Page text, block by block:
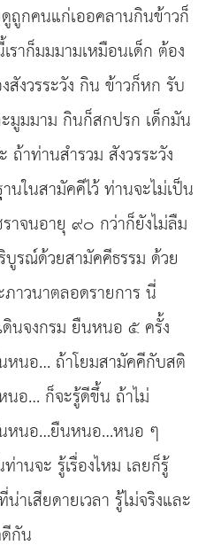
ถูกคนแก่เออคลานกินข้าวก็
าก็มมมามเหมือนเด็ก ต้อง
สังวรระวัง กิน ข้าวก็หก รับ
มูมมาม กินก็สกปรก เด็กมัน
ถ้าท่านสำรวม สังวรระวัง
นในสามัคคีไว้ ท่านจะไม่เป็น
าจนอายุ ๙๐ กว่าก็ยังไม่ลืม
รณ์ด้วยสามัคคีธรรม ด้วย
วนาตลอดรายการ นี่
นจงกรม ยืนหนอ ๕ ครั้ง
หนอ… ถ้าโยมสามัคคีกับสติ
อ… ก็จะรู้ดีขึ้น ถ้าไม่
หนอ…ยืนหนอ…หนอ ๆ
านจะ รู้เรื่องไหม เลยก็รู้
าเสียดายเวลา รู้ไม่จริงและ
กัน